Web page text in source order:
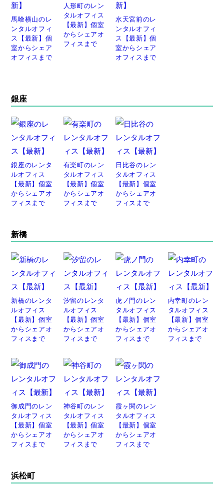
馬喰横山のレ
ンタルオフィ
ス【最新】個
室からシェア
オフィスまで
人形町のレン
タルオフィス
【最新】個室
からシェアオ
フィスまで
水天宮前のレ
ンタルオフィ
ス【最新】個
室からシェア
オフィスまで
銀座
銀座のレンタ
ルオフィス
【最新】個室
からシェアオ
フィスまで
有楽町のレン
タルオフィス
【最新】個室
からシェアオ
フィスまで
日比谷のレン
タルオフィス
【最新】個室
からシェアオ
フィスまで
新橋
新橋のレンタ
ルオフィス
【最新】個室
からシェアオ
フィスまで
汐留のレンタ
ルオフィス
【最新】個室
からシェアオ
フィスまで
虎ノ門のレン
タルオフィス
【最新】個室
からシェアオ
フィスまで
内幸町のレン
タルオフィス
【最新】個室
からシェアオ
フィスまで
御成門のレン
タルオフィス
【最新】個室
からシェアオ
フィスまで
神谷町のレン
タルオフィス
【最新】個室
からシェアオ
フィスまで
霞ヶ関のレン
タルオフィス
【最新】個室
からシェアオ
フィスまで
浜松町